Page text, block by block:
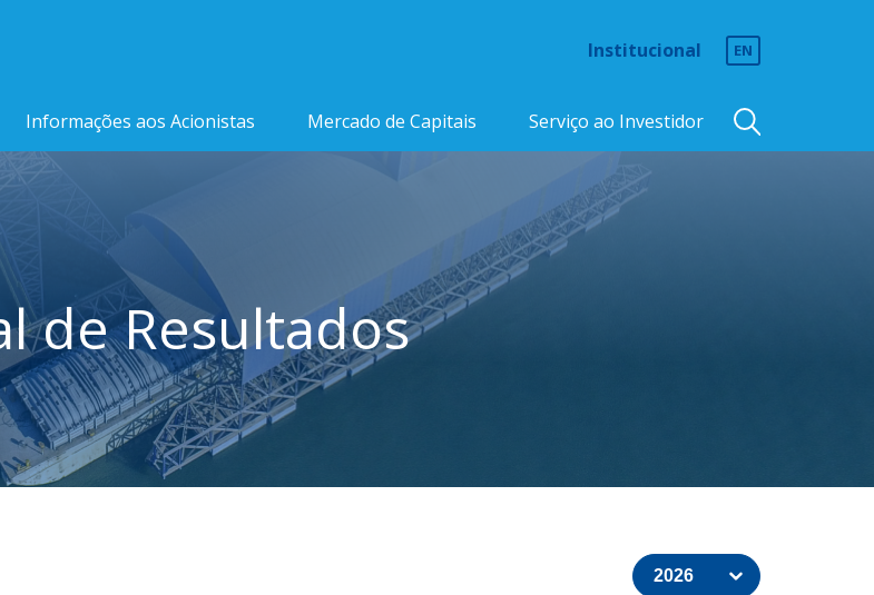
Institucional EN
Informações aos Acionistas Mercado de Capitais Serviço ao Investidor
de Resultados